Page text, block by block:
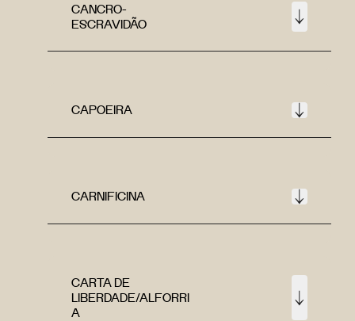
CANCRO-
ESCRAVIDÃO
CAPOEIRA
CARNIFICINA
CARTA DE
LIBERDADE/ALFORRI
A